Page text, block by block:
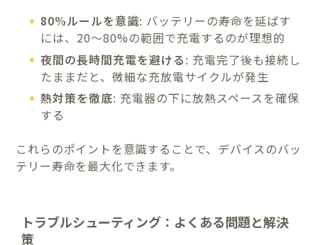
80%ルールを意識: バッテリーの寿命を延ばす
には、20～80%の範囲で充電するのが理想的
夜間の長時間充電を避ける: 充電完了後も接続し
たままだと、微細な充放電サイクルが発生
熱対策を徹底: 充電器の下に放熱スペースを確保
する
これらのポイントを意識することで、デバイスのバッ
テリー寿命を最大化できます。
トラブルシューティング：よくある問題と解決
策